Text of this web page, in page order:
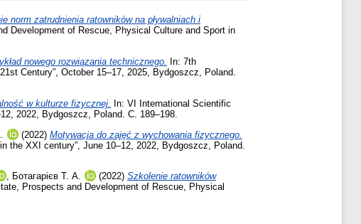
norm zatrudnienia ratowników na pływalniach i
Development of Rescue, Physical Culture and Sport in
nowego rozwiązania technicznego.
In: 7th
Century”, October 15–17, 2025, Bydgoszcz, Poland.
w kulturze fizycznej.
In: VI International Scientific
2022, Bydgoszcz, Poland. С. 189–198.
(2022) Motywacja do zajęć z wychowania fizycznego.
the XXI century”, June 10–12, 2022, Bydgoszcz, Poland.
, Ботагарієв Т. А. (2022) Szkolenie ratowników
Prospects and Development of Rescue, Physical